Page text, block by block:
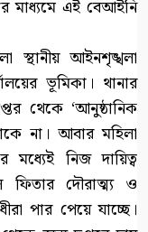
মাধ্যমে এই বেআইনি
স্থানীয় আইনশৃঙ্খলা
ভূমিকা। থানার
থেকে ‘আনুষ্ঠানিক
না। আবার মহিলা
মধ্যেই নিজ দায়িত্ব
ফিতার দৌরাত্ম্য ও
পার পেয়ে যাচ্ছে।